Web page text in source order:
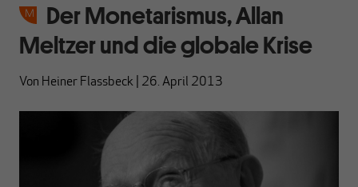
Der Monetarismus, Allan
Meltzer und die globale Krise
Von Heiner Flassbeck 26. April 2013